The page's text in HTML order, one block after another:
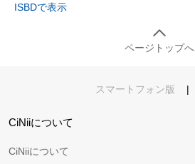
ISBDで表示
ページトップへ
スマートフォン版 |
CiNiiについて
CiNiiについて